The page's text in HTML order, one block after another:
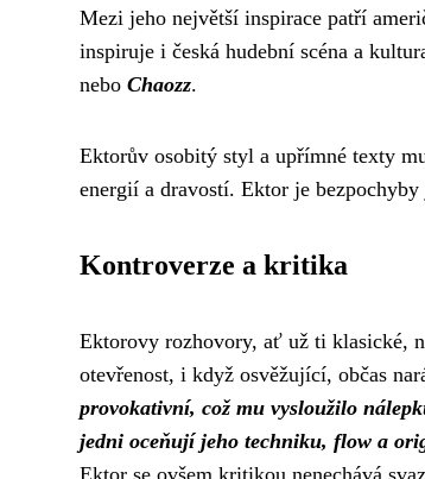
Mezi jeho největší inspirace patří
inspiruje i česká hudební scéna a
nebo Chaozz.
Ektorův osobitý styl a upřímné texty
energií a dravostí. Ektor je
Kontroverze a kritika
Ektorovy rozhovory, ať už ti klasické,
otevřenost, i když osvěžující, občas
provokativní, což mu vysloužilo
jedni oceňují jeho techniku, flow a
Ektor se ovšem kritikou nenechává